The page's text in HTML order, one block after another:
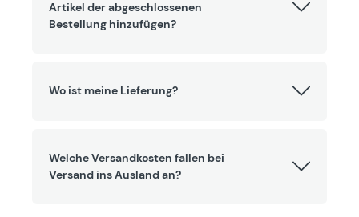
Artikel der abgeschlossenen
Bestellung hinzufügen?
Wo ist meine Lieferung?
Welche Versandkosten fallen bei
Versand ins Ausland an?